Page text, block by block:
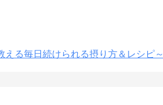
える毎日続けられる摂り方＆レシピ～